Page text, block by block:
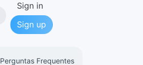
Sign in
Sign up
Perguntas Frequentes